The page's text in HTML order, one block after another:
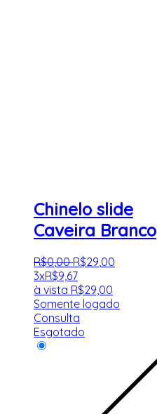
Chinelo slide
Caveira Branco
R$0,00 R$29 00
3xR$9,67
à vista R$29,00
Somente logado
Consulta
Esgotado